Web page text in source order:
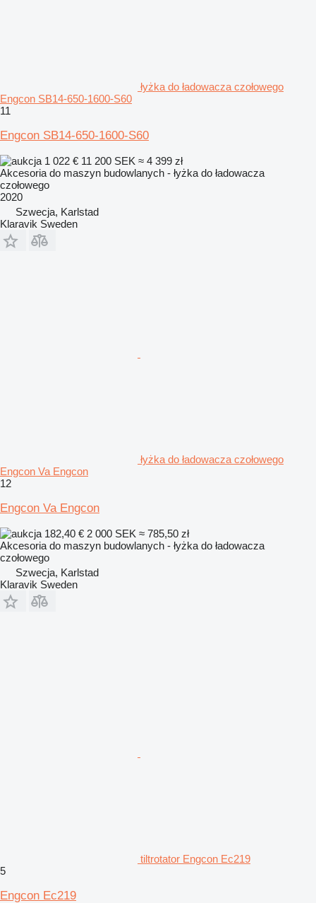
łyżka do ładowacza czołowego
Engcon SB14-650-1600-S60
11
Engcon SB14-650-1600-S60
1 022 € 11 200 SEK ≈ 4 399 zł
Akcesoria do maszyn budowlanych - łyżka do ładowacza
czołowego
2020
Szwecja, Karlstad
Klaravik Sweden
łyżka do ładowacza czołowego
Engcon Va Engcon
12
Engcon Va Engcon
182,40 € 2 000 SEK ≈ 785,50 zł
Akcesoria do maszyn budowlanych - łyżka do ładowacza
czołowego
Szwecja, Karlstad
Klaravik Sweden
tiltrotator Engcon Ec219
5
Engcon Ec219